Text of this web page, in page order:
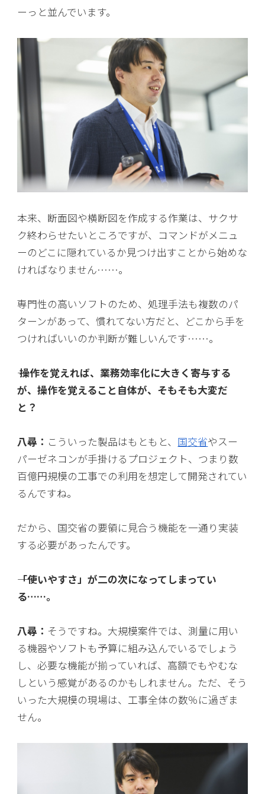
ーっと並んでいます。
本来、断面図や横断図を作成する作業は、サクサ
ク終わらせたいところですが、コマンドがメニュ
ーのどこに隠れているか見つけ出すことから始めな
ければなりません……。
専門性の高いソフトのため、処理手法も複数のパ
ターンがあって、慣れてない方だと、どこから手を
つければいいのか判断が難しいんです……。
―― 操作を覚えれば、業務効率化に大きく寄与する
が、操作を覚えること自体が、そもそも大変だ
と？
八尋： こういった製品はもともと、 国交省やスー
パーゼネコンが手掛けるプロジェクト、つまり数
百億円規模の工事での利用を想定して開発されてい
るんですね。
だから、国交省の要領に見合う機能を一通り実装
する必要があったんです。
――「使いやすさ」が二の次になってしまってい
る……。
八尋： そうですね。大規模案件では、測量に用い
る機器やソフトも予算に組み込んでいるでしょう
し、必要な機能が揃っていれば、高額でもやむな
しという感覚があるのかもしれません。ただ、そう
いった大規模の現場は、工事全体の数％に過ぎま
せん。